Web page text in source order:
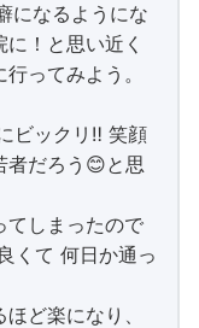
になるようにな
！と思い近く
ってみよう。
ビックリ‼️ 笑顔
者だろう😊と思
てしまったので
くて 何日か通っ
ど楽になり、